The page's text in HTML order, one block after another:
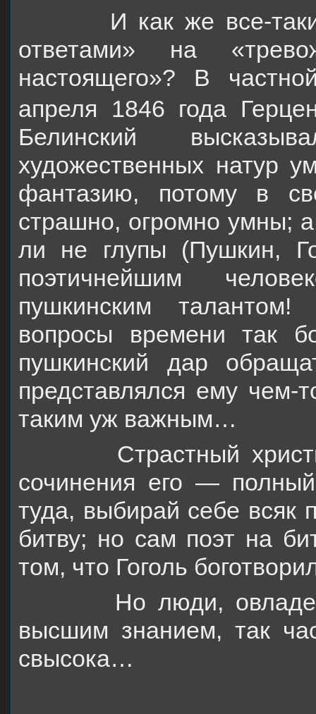
И как же все-таки
ответами» на
настоящего»? В
апреля 1846 года
Белинский
художественных натур
фантазию, потому в
страшно, огромно умны;
ли не глупы (Пушкин,
поэтичнейшим
пушкинским
вопросы време­ни так
пушкинский дар
представлялся ему чем-
таким уж важным…
Страстный
сочинения его —
туда, выбирай себе
битву; но сам поэт на
том, что Гоголь
Но люди,
высшим знанием, так
свысока…